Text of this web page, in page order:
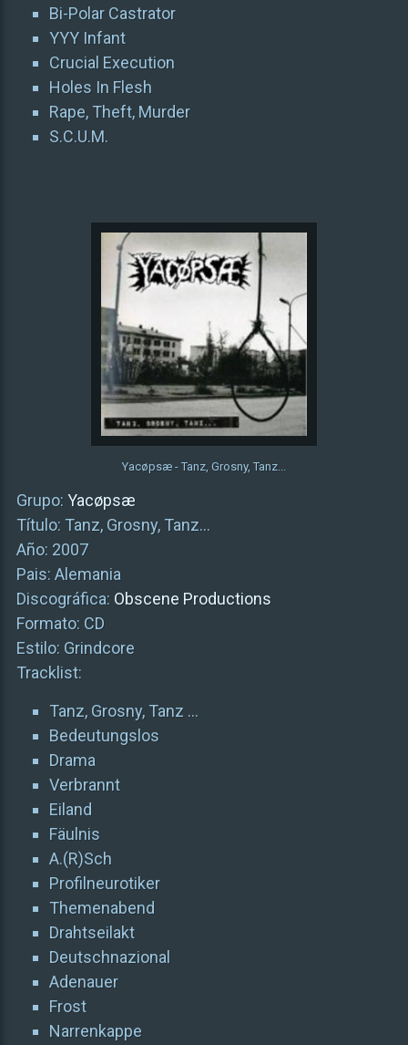
Bi-Polar Castrator
YYY Infant
Crucial Execution
Holes In Flesh
Rape, Theft, Murder
S.C.U.M.
Yacøpsæ - Tanz, Grosny, Tanz...
Grupo: Yacøpsæ
Título: Tanz, Grosny, Tanz…
Año: 2007
Pais: Alemania
Discográfica: Obscene Productions
Formato: CD
Estilo: Grindcore
Tracklist:
Tanz, Grosny, Tanz …
Bedeutungslos
Drama
Verbrannt
Eiland
Fäulnis
A.(R)Sch
Profilneurotiker
Themenabend
Drahtseilakt
Deutschnazional
Adenauer
Frost
Narrenkappe